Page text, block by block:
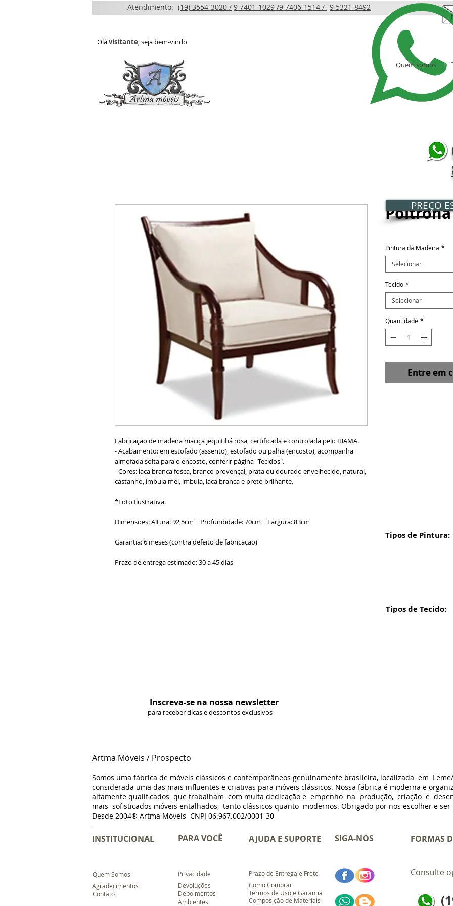
Atendimento: (19) 3554-3020 / 9 7401-1029 / 9 5321-8492
9 7406-1514 /
Olávisitante, seja bem-vindo
Quem somos
Fabricação de madeira maciça jequitibá rosa, certificada e controlada pelo IBAMA.
- Acabamento: em estofado (assento), estofado ou palha (encosto), acompanha
almofada solta para o encosto, conferir página "Tecidos".
- Cores: laca branca fosca, branco provençal, prata ou dourado envelhecido, natural,
castanho, imbuia mel, imbuia, laca branca e preto brilhante.
*Foto Ilustrativa.
Dimensões: Altura: 92,5cm | Profundidade: 70cm | Largura: 83cm
Garantia: 6 meses (contra defeito de fabricação)
Prazo de entrega estimado: 30 a 45 dias
Poltrona
Pintura da Madeira *
Selecionar
Tecido *
Selecionar
Quantidade *
Entre em
PREÇO
Tipos de Pintura:
Tipos de Tecido:
Inscreva-se na nossa newsletter
para receber dicas e descontos exclusivos
Artma Móveis / Prospecto
Somos uma fábrica de móveis clássicos e contemporâneos genuinamente brasileira, localizada em
considerada uma das mais influentes e criativas para móveis clássicos. Nossa fábrica é moderna e
altamente qualificados que trabalham com muita dedicação e empenho na produção, criação e
mais sofisticados móveis entalhados, tanto clássicos quanto modernos. Obrigado por nos escolher e
Desde 2004® Artma Móveis CNPJ 06.967.002/0001-30
INSTITUCIONAL
Quem Somos
Agradecimentos
Contato
PARA VOCÊ
Privacidade
Devoluções
Depoimentos
Ambientes
AJUDA E SUPORTE SIGA-NOS
Prazo de Entrega e Frete
Como Comprar
Termos de Uso e Garantia
Composição de Materiais
FORMAS
Consulte